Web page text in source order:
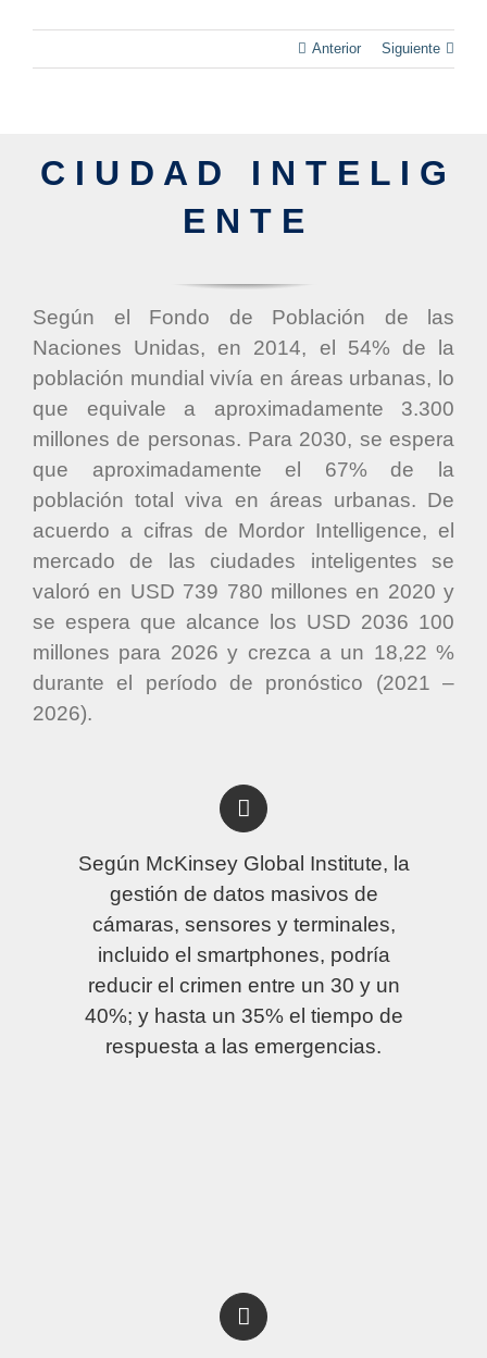
Anterior Siguiente
C I U D A D I N T E L I G
E N T E
Según el Fondo de Población de las
Naciones Unidas, en 2014, el 54% de la
población mundial vivía en áreas urbanas, lo
que equivale a aproximadamente 3.300
millones de personas. Para 2030, se espera
que aproximadamente el 67% de la
población total viva en áreas urbanas. De
acuerdo a cifras de Mordor Intelligence, el
mercado de las ciudades inteligentes se
valoró en USD 739 780 millones en 2020 y
se espera que alcance los USD 2036 100
millones para 2026 y crezca a un 18,22 %
durante el período de pronóstico (2021 –
2026).
Según McKinsey Global Institute, la
gestión de datos masivos de
cámaras, sensores y terminales,
incluido el smartphones, podría
reducir el crimen entre un 30 y un
40%; y hasta un 35% el tiempo de
respuesta a las emergencias.